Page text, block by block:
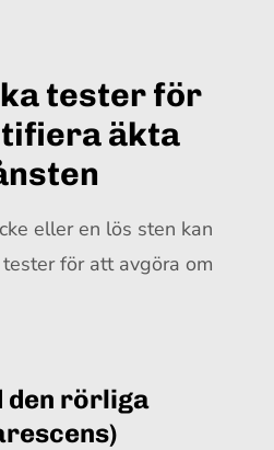
tester för
äkta
eller en lös sten kan
för att avgöra om
den rörliga